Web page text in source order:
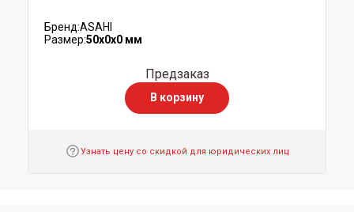
Бренд:ASAHI
Размер:50x0x0 мм
Предзаказ
В корзину
Узнать цену со скидкой для юридических лиц